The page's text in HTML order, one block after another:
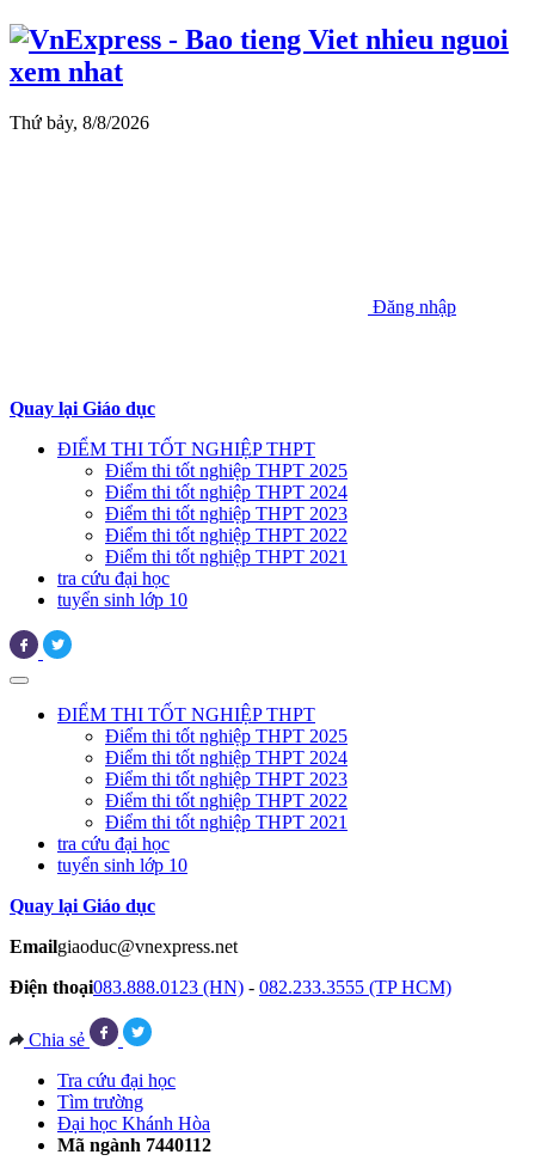
Thứ bảy, 8/8/2026
Đăng nhập
Quay lại Giáo dục
ĐIỂM THI TỐT NGHIỆP THPT
Điểm thi tốt nghiệp THPT 2025
Điểm thi tốt nghiệp THPT 2024
Điểm thi tốt nghiệp THPT 2023
Điểm thi tốt nghiệp THPT 2022
Điểm thi tốt nghiệp THPT 2021
tra cứu đại học
tuyển sinh lớp 10
ĐIỂM THI TỐT NGHIỆP THPT
Điểm thi tốt nghiệp THPT 2025
Điểm thi tốt nghiệp THPT 2024
Điểm thi tốt nghiệp THPT 2023
Điểm thi tốt nghiệp THPT 2022
Điểm thi tốt nghiệp THPT 2021
tra cứu đại học
tuyển sinh lớp 10
Quay lại Giáo dục
Emailgiaoduc@vnexpress.net
Điện thoại083.888.0123 (HN) - 082.233.3555 (TP HCM)
Chia sẻ
Tra cứu đại học
Tìm trường
Đại học Khánh Hòa
Mã ngành 7440112